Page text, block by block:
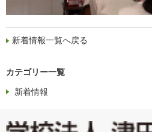
新着情報一覧へ戻る
カテゴリー一覧
新着情報